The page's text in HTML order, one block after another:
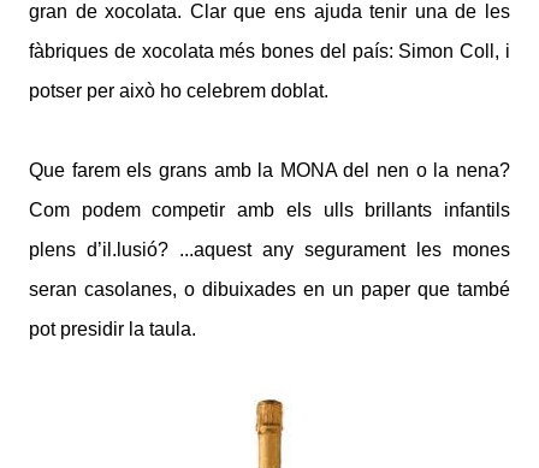
gran de xocolata. Clar que ens ajuda tenir una de les
fàbriques de xocolata més bones del país: Simon Coll, i
potser per això ho celebrem doblat.
Que farem els grans amb la MONA del nen o la nena?
Com podem competir amb els ulls brillants infantils
plens d’il.lusió? ...aquest any segurament les mones
seran casolanes, o dibuixades en un paper que també
pot presidir la taula.